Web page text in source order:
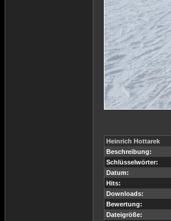
Heinrich Hottarek
Beschreibung:
Schlüsselwörter:
Datum:
Hits:
Downloads:
Bewertung:
Dateigröße: